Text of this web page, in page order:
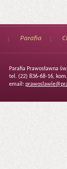
Parafia
Parafia Prawosławna
tel. (22) 836-68-16,
email: